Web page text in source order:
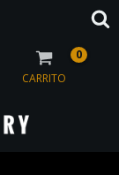
CARRITO
0